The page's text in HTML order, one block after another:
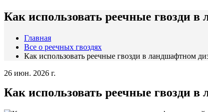
Как использовать реечные гвозди
Главная
Все о реечных гвоздях
Как использовать реечные гвозди в ландшафтном
26 июн. 2026 г.
Как использовать реечные гвозди